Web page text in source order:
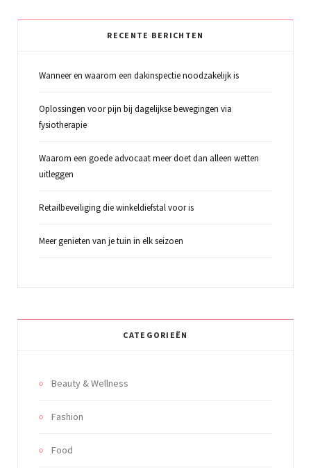
RECENTE BERICHTEN
Wanneer en waarom een dakinspectie noodzakelijk is
Oplossingen voor pijn bij dagelijkse bewegingen via
fysiotherapie
Waarom een goede advocaat meer doet dan alleen wetten
uitleggen
Retailbeveiliging die winkeldiefstal voor is
Meer genieten van je tuin in elk seizoen
CATEGORIEËN
Beauty & Wellness
Fashion
Food